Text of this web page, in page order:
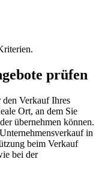
prüfen
den Verkauf Ihres
Ort, an dem Sie
übernehmen können.
in
beim Verkauf
bei der